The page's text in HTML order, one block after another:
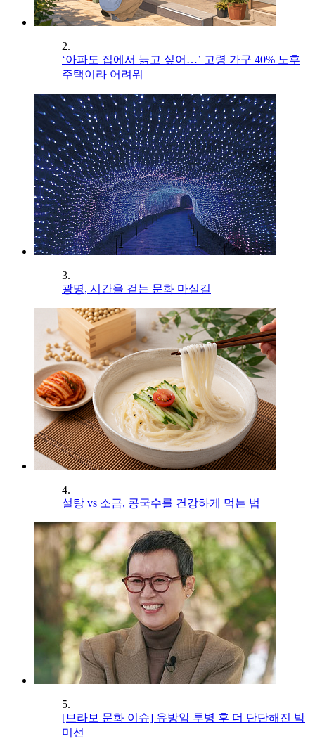
2.
‘아파도 집에서 늙고 싶어…’ 고령 가구 40% 노후
주택이라 어려워
3.
광명, 시간을 걷는 문화 마실길
4.
설탕 vs 소금, 콩국수를 건강하게 먹는 법
5.
[브라보 문화 이슈] 유방암 투병 후 더 단단해진 박
미선